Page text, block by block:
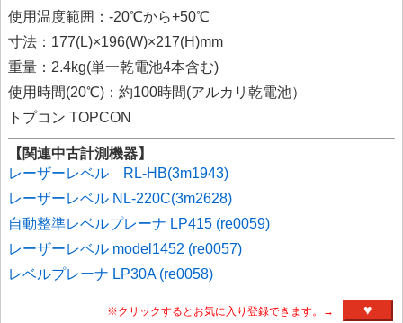
使用温度範囲：-20℃から+50℃
寸法：177(L)×196(W)×217(H)mm
重量：2.4kg(単一乾電池4本含む)
使用時間(20℃)：約100時間(アルカリ乾電池）
トプコン TOPCON
【関連中古計測機器】
レーザーレベル RL-HB(3m1943)
レーザーレベル NL-220C(3m2628)
自動整準レベルプレーナ LP415 (re0059)
レーザーレベル model1452 (re0057)
レベルプレーナ LP30A (re0058)
※クリックするとお気に入り登録できます。→ ♥